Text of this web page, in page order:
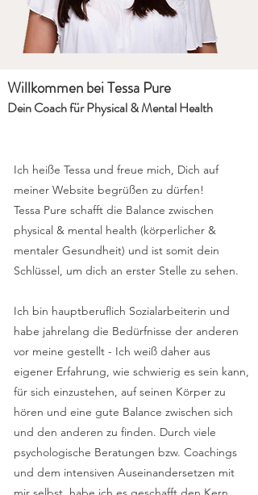
Willkommen bei Tessa Pure
Dein Coach für Physical & Mental Health
Ich heiße Tessa und freue mich, Dich auf
meiner Website begrüßen zu dürfen!
Tessa Pure schafft die Balance zwischen
physical & mental health (körperlicher &
mentaler Gesundheit) und ist somit dein
Schlüssel, um dich an erster Stelle zu sehen.
Ich bin hauptberuflich Sozialarbeiterin und
habe jahrelang die Bedürfnisse der anderen
vor meine gestellt - Ich weiß daher aus
eigener Erfahrung, wie schwierig es sein kann,
für sich einzustehen, auf seinen Körper zu
hören und eine gute Balance zwischen sich
und den anderen zu finden. Durch viele
psychologische Beratungen bzw. Coachings
und dem intensiven Auseinandersetzen mit